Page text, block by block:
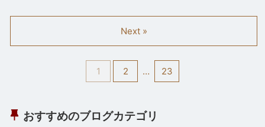
1 2 … 23
Next »
おすすめのブログカテゴリ